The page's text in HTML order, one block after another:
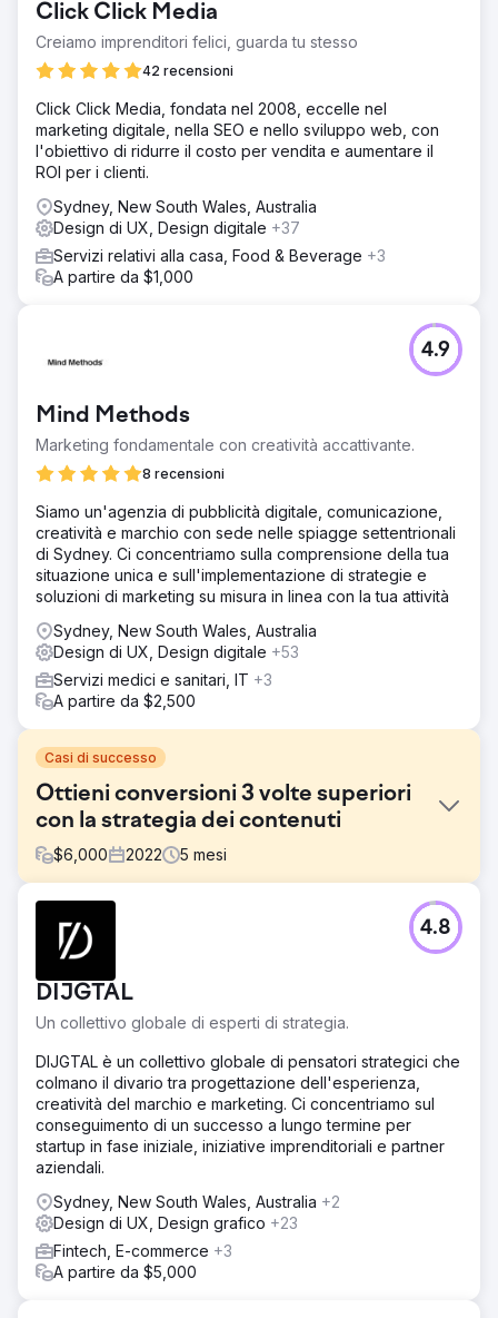
Click Click Media
Creiamo imprenditori felici, guarda tu stesso
42 recensioni
Click Click Media, fondata nel 2008, eccelle nel
marketing digitale, nella SEO e nello sviluppo web, con
l'obiettivo di ridurre il costo per vendita e aumentare il
ROI per i clienti.
Sydney, New South Wales, Australia
Design di UX, Design digitale +37
Servizi relativi alla casa, Food & Beverage +3
A partire da $1,000
Mind Methods
Marketing fondamentale con creatività accattivante.
8 recensioni
4.9
Siamo un'agenzia di pubblicità digitale, comunicazione,
creatività e marchio con sede nelle spiagge settentrionali
di Sydney. Ci concentriamo sulla comprensione della tua
situazione unica e sull'implementazione di strategie e
soluzioni di marketing su misura in linea con la tua attività
Sydney, New South Wales, Australia
Design di UX, Design digitale +53
Servizi medici e sanitari, IT +3
A partire da $2,500
Casi di successo
Ottieni conversioni 3 volte superiori
con la strategia dei contenuti
$6,000 2022 5 mesi
Una startup SaaS nel settore delle risorse umane aveva
un sito web moderno, ma non attirava lead. Il blog era
carente di struttura, non si posizionava correttamente per
i termini pertinenti e c'era poca visibilità organica per
funzionalità chiave o casi d'uso.
Soluzione
Abbiamo sviluppato una strategia di contenuti mirata,
concentrandoci su parole chiave ad alto impatto per la
conformità delle risorse umane, la gestione delle paghe e
l'onboarding. Abbiamo creato nuove landing page,
contenuti di blog di lunga durata e case study per
supportare ogni fase del percorso del cliente. Abbiamo
ottimizzato i link interni e i metadati.
Risultato
Le conversioni mensili sono triplicate in cinque mesi. Il
traffico organico è cresciuto del 189% e il blog ha iniziato
DIJGTAL
Un collettivo globale di esperti di strategia.
4.8
DIJGTAL è un collettivo globale di pensatori strategici che
colmano il divario tra progettazione dell'esperienza,
creatività del marchio e marketing. Ci concentriamo sul
conseguimento di un successo a lungo termine per
startup in fase iniziale, iniziative imprenditoriali e partner
aziendali.
Sydney, New South Wales, Australia +2
Design di UX, Design grafico +23
Fintech, E-commerce +3
A partire da $5,000